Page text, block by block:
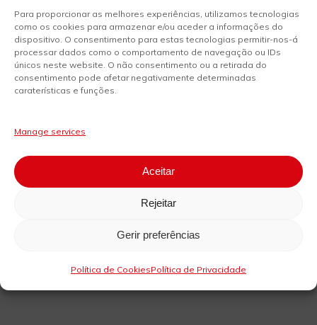
Para proporcionar as melhores experiências, utilizamos tecnologias
como os cookies para armazenar e/ou aceder a informações do
dispositivo. O consentimento para estas tecnologias permitir-nos-á
processar dados como o comportamento de navegação ou IDs
únicos neste website. O não consentimento ou a retirada do
consentimento pode afetar negativamente determinadas
caraterísticas e funções.
Manage services
Aceitar
Rejeitar
Gerir preferências
Política de CookiesPolítica de Privacidade